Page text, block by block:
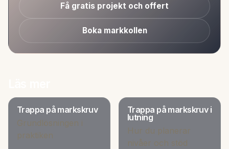
Få gratis projekt och offert
Boka markkollen
Trappa på markskruv
Grundlösningen i
praktiken
Trappa på markskruv i
lutning
Hur du planerar
nivåer och stöd